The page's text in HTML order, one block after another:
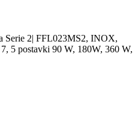
Serie 2| FFL023MS2, INOX,
5 postavki 90 W, 180W, 360 W,